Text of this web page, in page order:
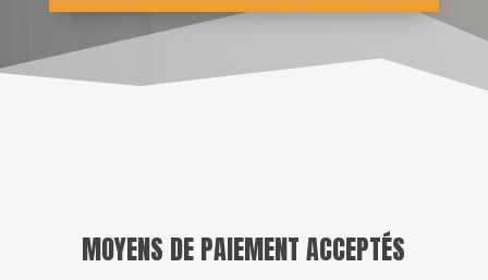
MOYENS DE PAIEMENT ACCEPTÉS